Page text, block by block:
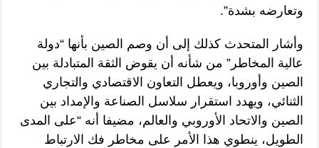
وتعارضه بشدة”.
وأشار المتحدث كذلك إلى أن وصم الصين بأنها “دولة
عالية المخاطر” من شأنه أن يقوض الثقة المتبادلة بين
الصين وأوروبا، ويعطل التعاون الاقتصادي والتجاري
الثنائي، ويهدد استقرار سلاسل الصناعة والإمداد بين
الصين والاتحاد الأوروبي والعالم، مضيفا أنه “على المدى
الطويل، ينطوي هذا الأمر على مخاطر فك الارتباط